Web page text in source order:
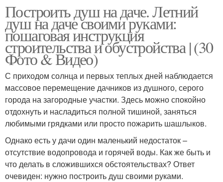
Дачный душ Душ с раздевалкой
Уличный душ
Душ из поликарбоната Зимний душ
Деревянный душ Душ для дачи
Построить душ на даче. Летний
душ на даче своими руками:
пошаговая инструкция
строительства и обустройства | (30
Фото & Видео)
С приходом солнца и первых теплых дней наблюдается
массовое перемещение дачников из душного, серого
города на загородные участки. Здесь можно спокойно
отдохнуть и насладиться полной тишиной, заняться
любимыми грядками или просто пожарить шашлыков.
Однако есть у дачи один маленький недостаток –
отсутствие водопровода и горячей воды. Как же быть и
что делать в сложившихся обстоятельствах? Ответ
очевиден: нужно построить душ своими руками.